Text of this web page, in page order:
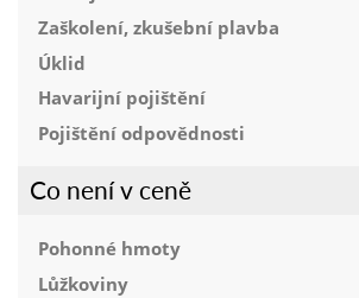
Zaškolení, zkušební plavba
Úklid
Havarijní pojištění
Pojištění odpovědnosti
Co není v ceně
Pohonné hmoty
Lůžkoviny